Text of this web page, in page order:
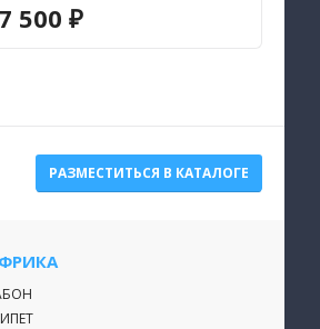
услуги гидов-
500 ₽
РАЗМЕСТИТЬСЯ В КАТАЛОГЕ